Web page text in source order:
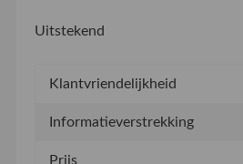
Uitstekend
Klantvriendelijkheid
Informatieverstrekking
Prijs